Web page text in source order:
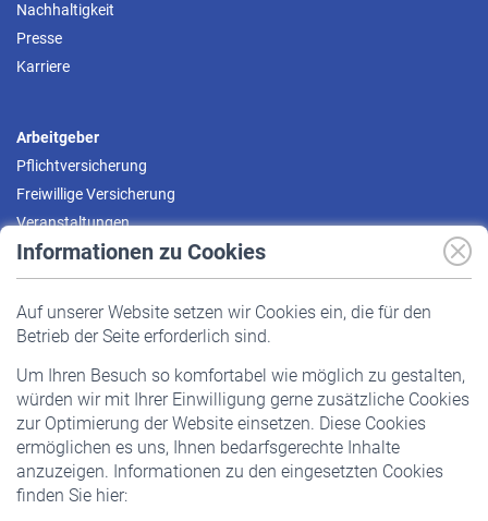
Informationen zu Cookies
Auf unserer Website setzen wir Cookies ein, die für den
Betrieb der Seite erforderlich sind.
Um Ihren Besuch so komfortabel wie möglich zu gestalten,
würden wir mit Ihrer Einwilligung gerne zusätzliche Cookies
zur Optimierung der Website einsetzen. Diese Cookies
ermöglichen es uns, Ihnen bedarfsgerechte Inhalte
anzuzeigen. Informationen zu den eingesetzten Cookies
finden Sie hier:
Nachhaltigkeit
Presse
Karriere
Arbeitgeber
Pflichtversicherung
Freiwillige Versicherung
Veranstaltungen
Pflichtversicherung
Staatliche Förderung
Veranstaltungen
Rentner
Rentenbeginn